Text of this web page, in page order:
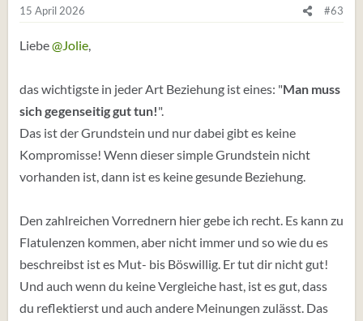
e
n
:
15 April 2026 #63
Liebe@Jolie,
das wichtigste in jeder Art Beziehung ist eines: "Man muss
sich gegenseitig gut tun!".
Das ist der Grundstein und nur dabei gibt es keine
Kompromisse! Wenn dieser simple Grundstein nicht
vorhanden ist, dann ist es keine gesunde Beziehung.
Den zahlreichen Vorrednern hier gebe ich recht. Es kann zu
Flatulenzen kommen, aber nicht immer und so wie du es
beschreibst ist es Mut- bis Böswillig. Er tut dir nicht gut!
Und auch wenn du keine Vergleiche hast, ist es gut, dass
du reflektierst und auch andere Meinungen zulässt. Das